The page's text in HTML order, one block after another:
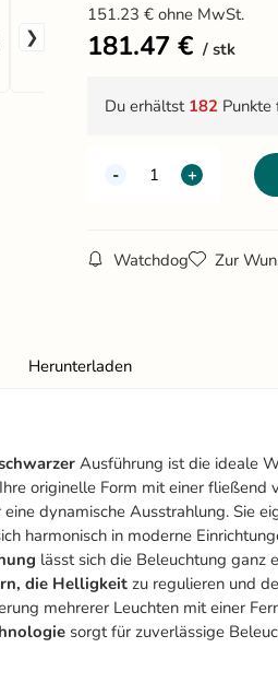
151.23 €ohne MwSt.
181.47 € stk
Du erhältst 182 Punkte
Watchdog Zur
Herunterladen
Ausführung ist die ideale
originelle Form mit einer fließend
dynamische Ausstrahlung. Sie
harmonisch in moderne
lässt sich die Beleuchtung ganz
die Helligkeitzu regulieren und
mehrerer Leuchten mit einer
sorgt für zuverlässige